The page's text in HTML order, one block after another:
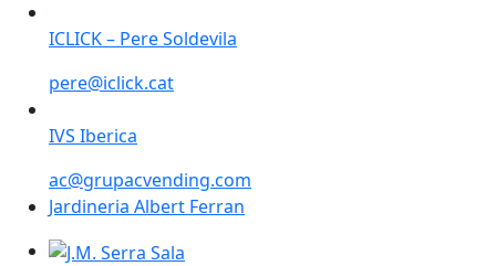
ICLICK – Pere Soldevila
pere@iclick.cat
IVS Iberica
ac@grupacvending.com
Jardineria Albert Ferran
Joan Maria Serra Sala